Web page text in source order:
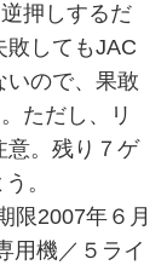
押しするだ
敗してもJAC
いので、果敢
ただし、リ
意。残り７ゲ
。
限2007年６月
用機／５ライ